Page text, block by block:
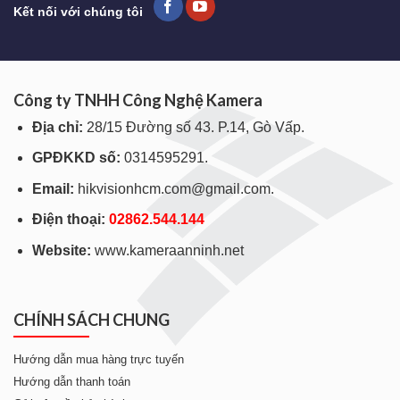
Kết nối với chúng tôi
Công ty TNHH Công Nghệ Kamera
Địa chỉ: 28/15 Đường số 43. P.14, Gò Vấp.
GPĐKKD số: 0314595291.
Email: hikvisionhcm.com@gmail.com.
Điện thoại: 02862.544.144
Website: www.kameraanninh.net
CHÍNH SÁCH CHUNG
Hướng dẫn mua hàng trực tuyến
Hướng dẫn thanh toán